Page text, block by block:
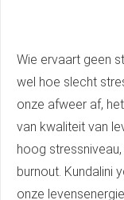
Wie ervaart geen
wel hoe slecht
onze afweer af,
van kwaliteit van
hoog
burnout. Kundalini
onze